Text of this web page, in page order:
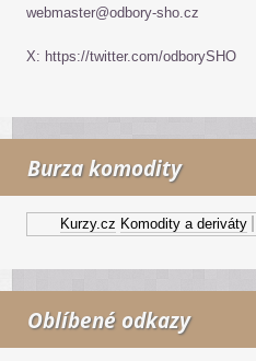
webmaster@odbory-sho.cz
X: https://twitter.com/odborySHO
Burza komodity
Kurzy.cz Komodity a deriváty
Oblíbené odkazy